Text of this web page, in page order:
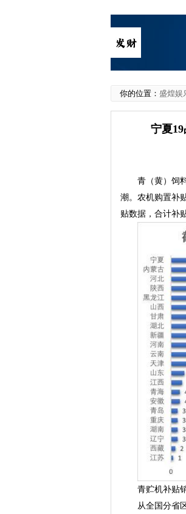
你的位置： 盛煌娱
宁夏
青（黄）饲
潮。农机购置补
贴数据，合计补
青贮机补贴
从全国分省